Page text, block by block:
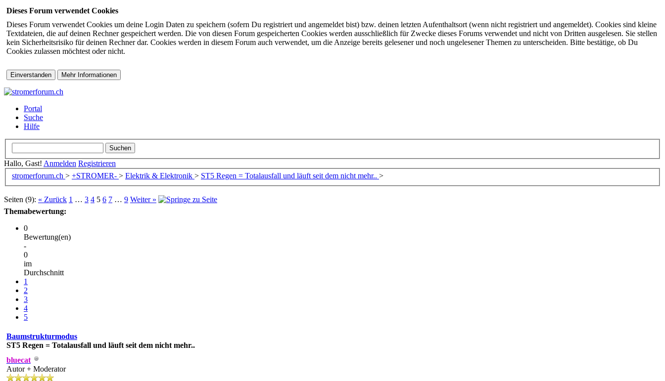
Dieses Forum verwendet Cookies
Dieses Forum verwendet Cookies um deine Login Daten zu speichern (sofern Du registriert und angemeldet bist) bzw. deinen letzten Aufenthaltsort (wenn nicht registriert und angemeldet). Cookies sind kleine
Textdateien, die auf deinen Rechner gespeichert werden. Die von diesen Forum gespeicherten Cookies werden ausschließlich für Zwecke dieses Forums verwendet und nicht von Dritten ausgelesen. Sie stellen
kein Sicherheitsrisiko für deinen Rechner dar. Cookies werden in diesem Forum auch verwendet, um die Anzeige bereits gelesener und noch ungelesener Themen zu unterscheiden. Bitte bestätige, ob Du
Cookies zulassen möchtest oder nicht.
Portal
Suche
Hilfe
Hallo, Gast! Anmelden Registrieren
stromerforum.ch > +STROMER- > Elektrik & Elektronik > ST5 Regen = Totalausfall und läuft seit dem nicht mehr.. >
Seiten (9): « Zurück 1 … 3 4 5 6 7 … 9 Weiter »
Themabewertung:
0
Bewertung(en)
-
0
im
Durchschnitt
1
2
3
4
5
Baumstrukturmodus
ST5 Regen = Totalausfall und läuft seit dem nicht mehr..
bluecat
Autor + Moderator